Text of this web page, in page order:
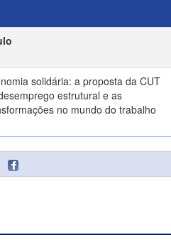
solidária: a proposta da CUT
estrutural e as
no mundo do trabalho